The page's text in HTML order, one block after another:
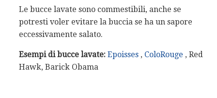
Le bucce lavate sono commestibili, anche se
potresti voler evitare la buccia se ha un sapore
eccessivamente salato.
Esempi di bucce lavate: Epoisses , ColoRouge , Red
Hawk, Barick Obama